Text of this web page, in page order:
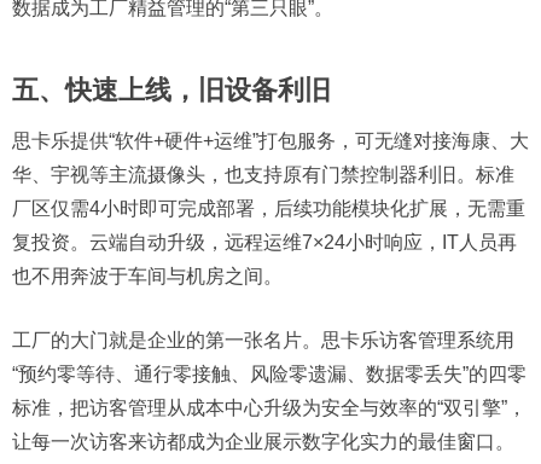
数据成为工厂精益管理的“第三只眼”。
五、快速上线，旧设备利旧
思卡乐提供“软件+硬件+运维”打包服务，可无缝对接海康、大
华、宇视等主流摄像头，也支持原有门禁控制器利旧。标准
厂区仅需4小时即可完成部署，后续功能模块化扩展，无需重
复投资。云端自动升级，远程运维7×24小时响应，IT人员再
也不用奔波于车间与机房之间。
工厂的大门就是企业的第一张名片。思卡乐访客管理系统用
“预约零等待、通行零接触、风险零遗漏、数据零丢失”的四零
标准，把访客管理从成本中心升级为安全与效率的“双引擎”，
让每一次访客来访都成为企业展示数字化实力的最佳窗口。